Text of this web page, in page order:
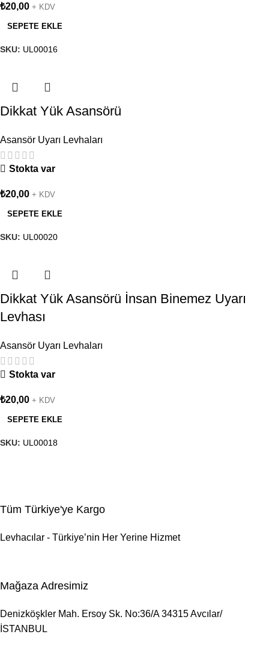
₺20,00 + KDV
SEPETE EKLE
SKU: UL00016
Dikkat Yük Asansörü
Asansör Uyarı Levhaları
Stokta var
₺20,00 + KDV
SEPETE EKLE
SKU: UL00020
Dikkat Yük Asansörü İnsan Binemez Uyarı
Levhası
Asansör Uyarı Levhaları
Stokta var
₺20,00 + KDV
SEPETE EKLE
SKU: UL00018
Tüm Türkiye'ye Kargo
Levhacılar - Türkiye’nin Her Yerine Hizmet
Mağaza Adresimiz
Denizköşkler Mah. Ersoy Sk. No:36/A 34315 Avcılar/
İSTANBUL